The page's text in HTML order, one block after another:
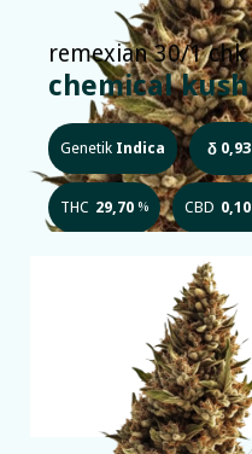
remexian 30/1 chk
chemical kush
Genetik Indica δ 0,93
THC 29,70 % CBD 0,10